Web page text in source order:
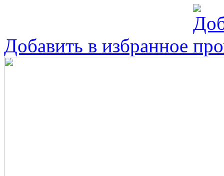
Добавить в избранное